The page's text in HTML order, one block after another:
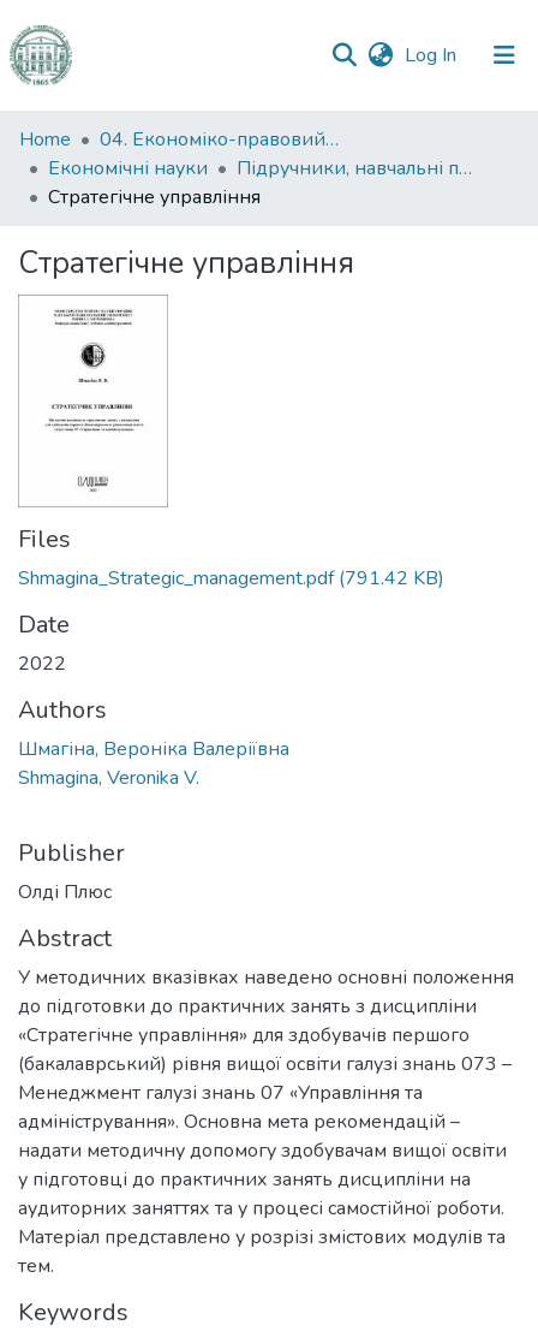
Log In (current)
Communities
&
Collections
Statistics
Home
04. Економіко-правовий факультет
Економічні науки
Підручники, навчальні посібники та інші науково- та навчально-методичні праці ЕПФ (Економічні науки)
Стратегічне управління
Стратегічне управління
Files
Shmagina_Strategic_management.pdf(791.42 KB)
Date
2022
Authors
Шмагіна, Вероніка Валеріївна
Shmagina, Veronika V.
Publisher
Олді Плюс
Abstract
У методичних вказівках наведено основні положення
до підготовки до практичних занять з дисципліни
«Стратегічне управління» для здобувачів першого
(бакалаврський) рівня вищої освіти галузі знань 073 –
Менеджмент галузі знань 07 «Управління та
адміністрування». Основна мета рекомендацій –
надати методичну допомогу здобувачам вищої освіти
у підготовці до практичних занять дисципліни на
аудиторних заняттях та у процесі самостійної роботи.
Матеріал представлено у розрізі змістових модулів та
тем.
Keywords